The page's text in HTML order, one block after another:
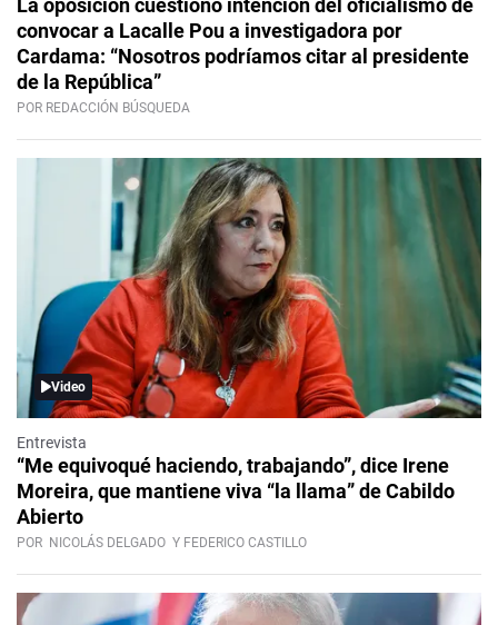
La oposición cuestionó intención del oficialismo de
convocar a Lacalle Pou a investigadora por
Cardama: “Nosotros podríamos citar al presidente
de la República”
POR REDACCIÓN BÚSQUEDA
Video
Entrevista
“Me equivoqué haciendo, trabajando”, dice Irene
Moreira, que mantiene viva “la llama” de Cabildo
Abierto
POR NICOLÁS DELGADO Y FEDERICO CASTILLO